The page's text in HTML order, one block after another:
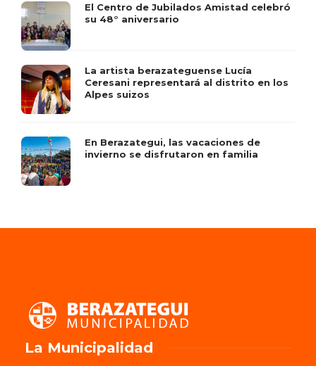
El Centro de Jubilados Amistad celebró
su 48° aniversario
La artista berazateguense Lucía
Ceresani representará al distrito en los
Alpes suizos
En Berazategui, las vacaciones de
invierno se disfrutaron en familia
La Municipalidad